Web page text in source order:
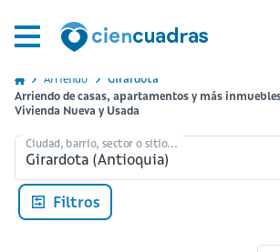
Arriendo
Girardota
Arriendo de casas, apartamentos y más
Vivienda Nueva y Usada
Ciudad, barrio, sector o sitio...
Filtros